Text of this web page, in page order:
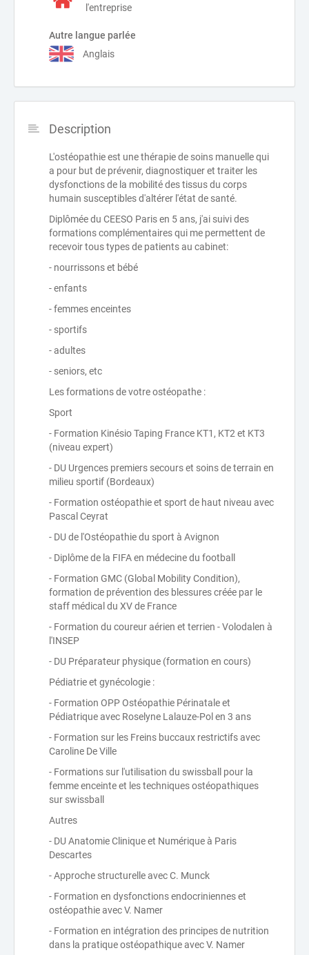
l'entreprise
Autre langue parlée
Anglais
Description
L'ostéopathie est une thérapie de soins manuelle qui
a pour but de prévenir, diagnostiquer et traiter les
dysfonctions de la mobilité des tissus du corps
humain susceptibles d'altérer l'état de santé.
Diplômée du CEESO Paris en 5 ans, j'ai suivi des
formations complémentaires qui me permettent de
recevoir tous types de patients au cabinet:
- nourrissons et bébé
- enfants
- femmes enceintes
- sportifs
- adultes
- seniors, etc
Les formations de votre ostéopathe :
Sport
- Formation Kinésio Taping France KT1, KT2 et KT3
(niveau expert)
- DU Urgences premiers secours et soins de terrain en
milieu sportif (Bordeaux)
- Formation ostéopathie et sport de haut niveau avec
Pascal Ceyrat
- DU de l'Ostéopathie du sport à Avignon
- Diplôme de la FIFA en médecine du football
- Formation GMC (Global Mobility Condition),
formation de prévention des blessures créée par le
staff médical du XV de France
- Formation du coureur aérien et terrien - Volodalen à
l'INSEP
- DU Préparateur physique (formation en cours)
Pédiatrie et gynécologie :
- Formation OPP Ostéopathie Périnatale et
Pédiatrique avec Roselyne Lalauze-Pol en 3 ans
- Formation sur les Freins buccaux restrictifs avec
Caroline De Ville
- Formations sur l'utilisation du swissball pour la
femme enceinte et les techniques ostéopathiques
sur swissball
Autres
- DU Anatomie Clinique et Numérique à Paris
Descartes
- Approche structurelle avec C. Munck
- Formation en dysfonctions endocriniennes et
ostéopathie avec V. Namer
- Formation en intégration des principes de nutrition
dans la pratique ostéopathique avec V. Namer